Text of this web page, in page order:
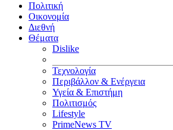
Πολιτική
Οικονομία
Διεθνή
Θέματα
Dislike
Τεχνολογία
Περιβάλλον & Ενέργεια
Υγεία & Επιστήμη
Πολιτισμός
Lifestyle
PrimeNews TV